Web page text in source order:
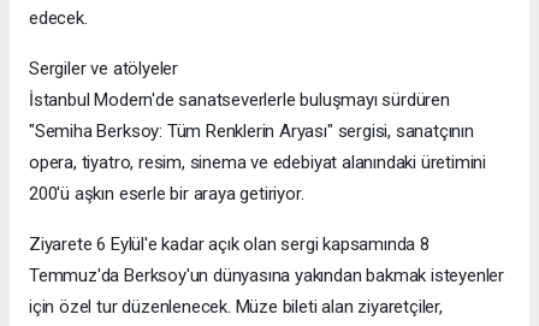
edecek.
Sergiler ve atölyeler
İstanbul Modern'de sanatseverlerle buluşmayı sürdüren
"Semiha Berksoy: Tüm Renklerin Aryası" sergisi, sanatçının
opera, tiyatro, resim, sinema ve edebiyat alanındaki üretimini
200'ü aşkın eserle bir araya getiriyor.
Ziyarete 6 Eylül'e kadar açık olan sergi kapsamında 8
Temmuz'da Berksoy'un dünyasına yakından bakmak isteyenler
için özel tur düzenlenecek. Müze bileti alan ziyaretçiler,